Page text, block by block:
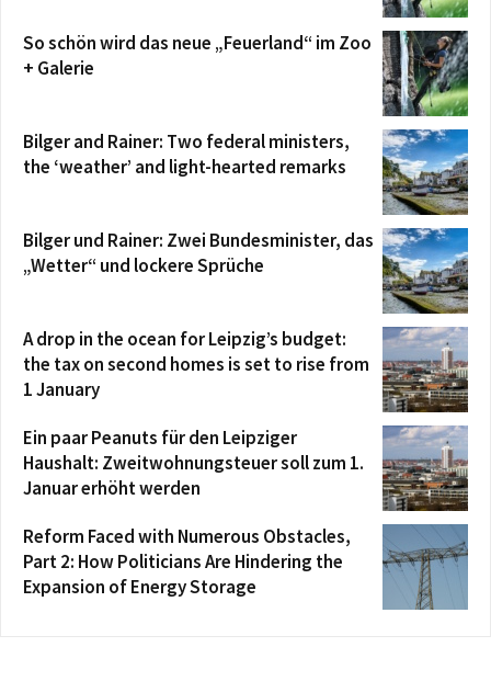
So schön wird das neue „Feuerland“ im Zoo
+ Galerie
Bilger and Rainer: Two federal ministers,
the ‘weather’ and light-hearted remarks
Bilger und Rainer: Zwei Bundesminister, das
„Wetter“ und lockere Sprüche
A drop in the ocean for Leipzig’s budget:
the tax on second homes is set to rise from
1 January
Ein paar Peanuts für den Leipziger
Haushalt: Zweitwohnungsteuer soll zum 1.
Januar erhöht werden
Reform Faced with Numerous Obstacles,
Part 2: How Politicians Are Hindering the
Expansion of Energy Storage